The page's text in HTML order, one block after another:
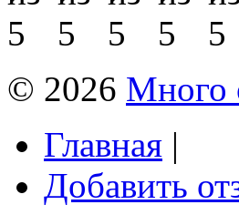
© 2026 Много
Главная |
Добавить